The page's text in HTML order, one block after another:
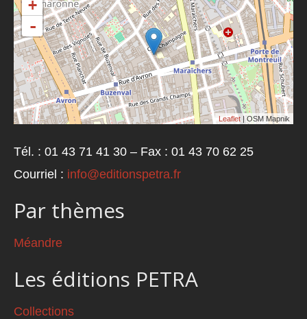
+
-
Leaflet | OSM Mapnik
Tél. : 01 43 71 41 30 – Fax : 01 43 70 62 25
Courriel : info@editionspetra.fr
Par thèmes
Méandre
Les éditions PETRA
Collections